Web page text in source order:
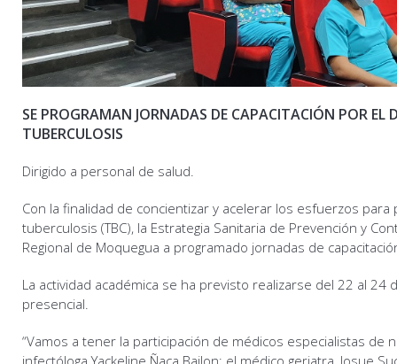
SE PROGRAMAN JORNADAS DE CAPACITACIÓN POR
TUBERCULOSIS
Dirigido a personal de salud.
Con la finalidad de concientizar y acelerar los esfuerzos
tuberculosis (TBC), la Estrategia Sanitaria de Prevención y
Regional de Moquegua a programado jornadas de
La actividad académica se ha previsto realizarse del 22 al 24
presencial.
“Vamos a tener la participación de médicos especialistas de
infectóloga Yackeline Ñaca Bailon; el médico geriatra, Josue